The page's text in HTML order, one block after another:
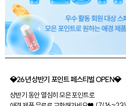
💎26년 상반기 포인트 페스티벌 OPEN💎
상반기 동안 열심히 모은 포인트로